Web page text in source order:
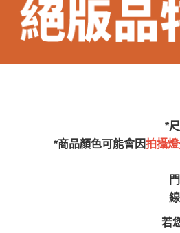
*
*商品顏色可能會因拍攝
若
台北市
配送地區：彰化、南投、雲林、嘉
。
是否合適)。
訂購前請確認商品尺寸，大型
為主。
非因本公司問題而需退換貨，
本公司部份商品無維修服務，
為因素導致商品損壞、零件短
到貨7日內為鑑賞期(注意:鑑
如欲放置營業場所及公開場合